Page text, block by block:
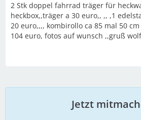
2 Stk doppel fahrrad träger für
heckbox,,träger a 30 euro,, ,, ,1
20 euro,,,, kombirollo ca 85 mal 50
104 euro, fotos auf wunsch ,,gruß
Jetzt